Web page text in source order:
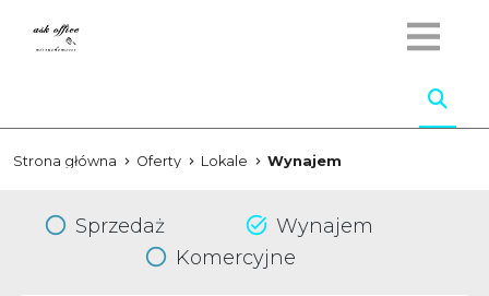
Strona główna Oferty Lokale Wynajem
Sprzedaż
Wynajem
Komercyjne